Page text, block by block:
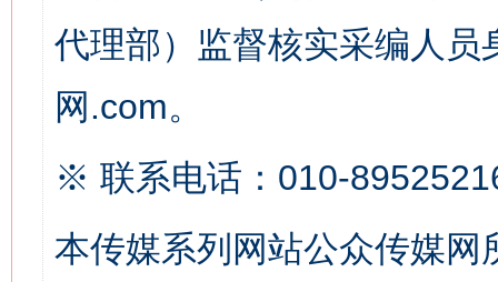
代理部）监督核实采编人员
网.com。
※ 联系电话：010-
本传媒系列网站公众传媒
“刷贴”乱象丛生
生